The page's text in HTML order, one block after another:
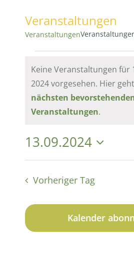
Veranstaltungen
Veranstaltungen
für
13.
September
2024
Hinweis
Keine Veranstaltungen für
2024 vorgesehen. Hier
nächsten
Veranstaltungen.
13.09.2024
Datum
Vorheriger Tag
Kalender